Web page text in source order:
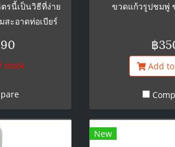
รนี้เป็นวิธีที่ง่าย
ะอาดท่อเบียร์
และน้ำอุ่น
วเปิดก๊อก เรา
ที แล้วล้างออก
Stellarsan ได้
สายและก๊อกส
อาด โดยใช้
stock
ขวดแก้วรูปชมพู่
฿
Add
New